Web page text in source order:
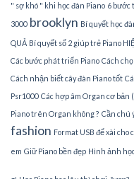
" sợ khó " khi học đàn Piano 6 bước
3000 brooklyn Bí quyết học
QUẢ Bí quyết số 2 giúp trẻ Piano
Các bước phát triển Piano Cách
Cách nhận biết cây đàn Piano tốt
Psr1000 Các hợp âm Organ cơ bản
Piano trên Organ không ? Cần chú
fashion Format USB để xài cho
em Giữ Piano bền đẹp Hình ảnh